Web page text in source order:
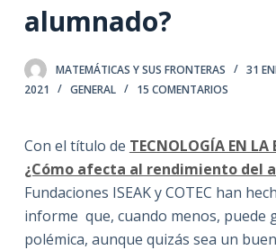
e
n
alumnado?
MATEMÁTICAS Y SUS FRONTERAS
31
2021
GENERAL 15 COMENTARIOS
Con el título de TECNOLOGÍA EN LA
¿Cómo afecta al rendimiento del
Fundaciones ISEAK y COTEC han
informe que, cuando menos, puede
polémica, aunque quizás sea un